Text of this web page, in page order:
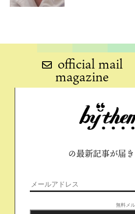
official mail
magazine
の最新記事が届
無料メ